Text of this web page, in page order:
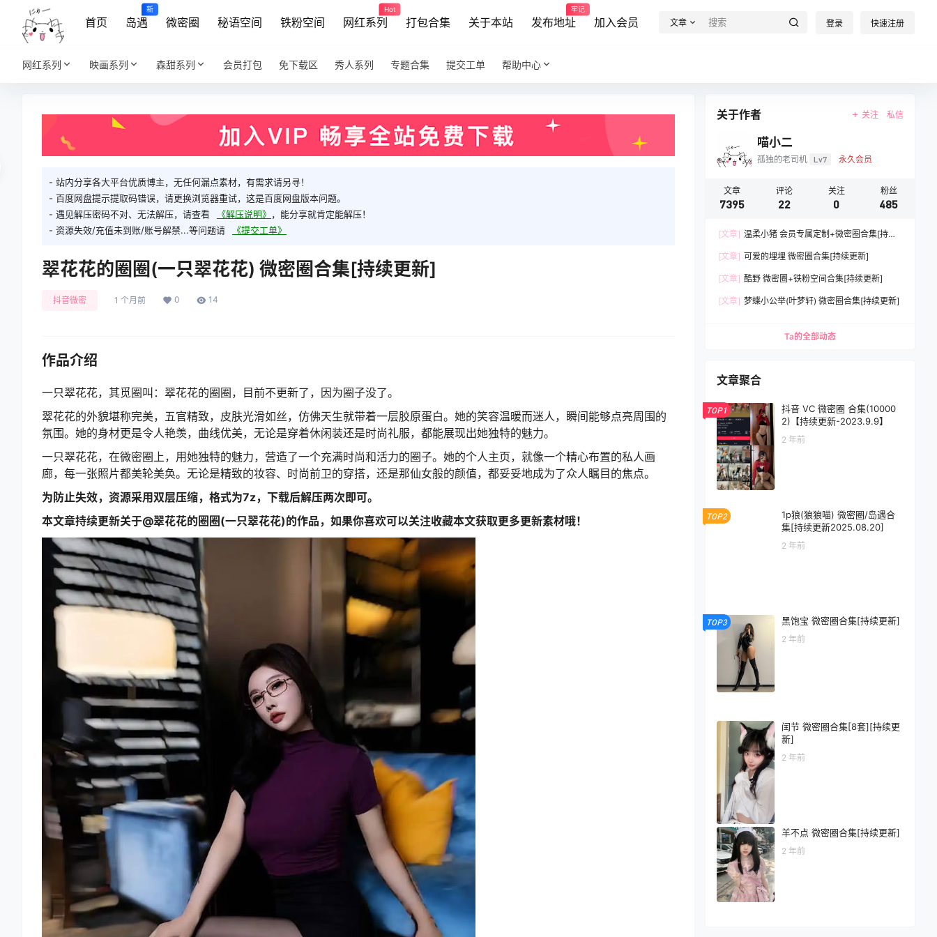
首页 岛遇
新
微密圈 秘语空间 铁粉空间 网红系列
Hot
打包合集 关于本站 发布地址
牢记
加入会员 文章 登录 快速注册
网红系列 映画系列 森甜系列 会员打包 免下载区 秀人系列 专题合集 提交工单 帮助中心
- 站内分享各大平台优质博主，无任何漏点素材，有需求请另寻！
- 百度网盘提示提取码错误，请更换浏览器重试，这是百度网盘版本问题。
- 遇见解压密码不对、无法解压，请查看
《解压说明》 ，能分享就肯定能解压！
- 资源失效/充值未到账/账号解禁...等问题请
《提交工单》
翠花花的圈圈(一只翠花花) 微密圈合集[持续更新]
抖音微密 1 个月前 0 14
作品介绍
一只翠花花，其觅圈叫：翠花花的圈圈，目前不更新了，因为圈子没了。
翠花花的外貌堪称完美，五官精致，皮肤光滑如丝，仿佛天生就带着一层胶原蛋白。她的笑容温暖而迷人，瞬间能够点亮周围的
氛围。她的身材更是令人艳羡，曲线优美，无论是穿着休闲装还是时尚礼服，都能展现出她独特的魅力。
一只翠花花，在微密圈上，用她独特的魅力，营造了一个充满时尚和活力的圈子。她的个人主页，就像一个精心布置的私人画
廊，每一张照片都美轮美奂。无论是精致的妆容、时尚前卫的穿搭，还是那仙女般的颜值，都妥妥地成为了众人瞩目的焦点。
为防止失效，资源采用双层压缩，格式为7z，下载后解压两次即可。
本文章持续更新关于@翠花花的圈圈(一只翠花花)的作品，如果你喜欢可以关注收藏本文获取更多更新素材哦！
关于作者 关注 私信
喵小二
孤独的老司机 Lv7 永久会员
文章
7395
评论
22
关注
0
粉丝
485
[文章] 温柔小猪 会员专属定制+微密圈合集[持续
[文章] 可爱的埋埋 微密圈合集[持续更新]
[文章] 酷野 微密圈+铁粉空间合集[持续更新]
[文章] 梦蝶小公举(叶梦轩) 微密圈合集[持续更新]
Ta的全部动态
文章聚合
TOP1
抖音 VC 微密圈 合集(10000
2)【持续更新-2023.9.9】
2 年前
TOP2
1p狼(狼狼喵) 微密圈/岛遇合
集[持续更新2025.08.20]
2 年前
TOP3 黑饱宝 微密圈合集[持续更新]
2 年前
闰节 微密圈合集[8套][持续更
新]
2 年前
羊不点 微密圈合集[持续更新]
2 年前